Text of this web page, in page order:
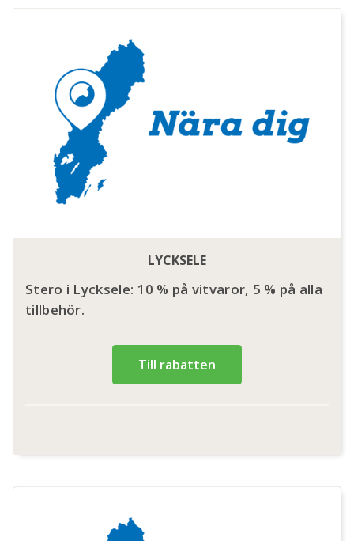
LYCKSELE
Stero i Lycksele: 10 % på vitvaror, 5 % på alla
tillbehör.
Till rabatten